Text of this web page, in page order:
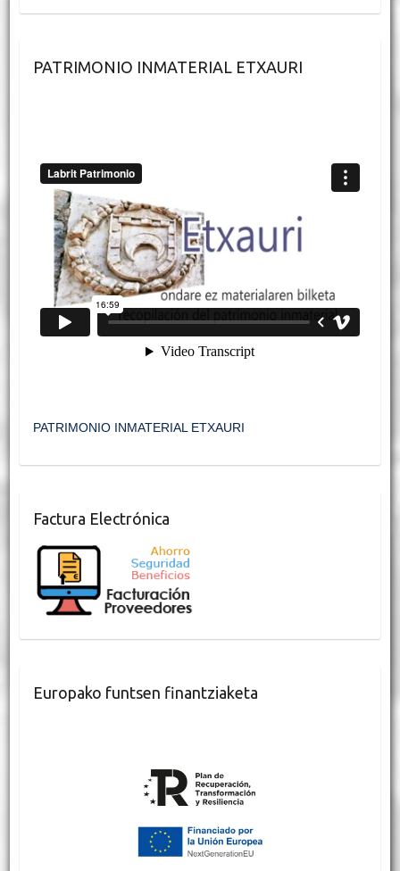
PATRIMONIO INMATERIAL ETXAURI
PATRIMONIO INMATERIAL ETXAURI
Factura Electrónica
Europako funtsen finantziaketa